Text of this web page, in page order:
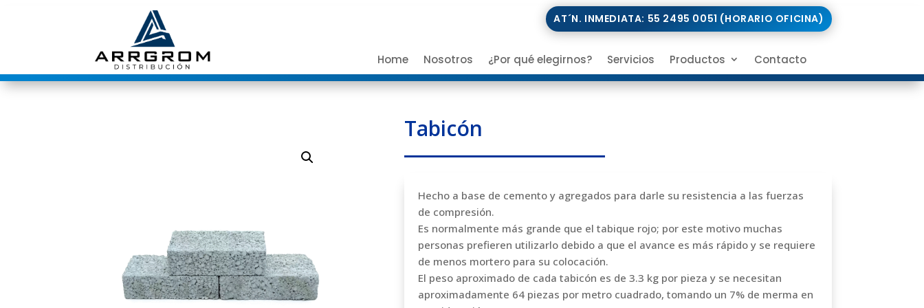
AT´N. INMEDIATA: 55 2495 0051 (HORARIO OFICINA)
Home Nosotros ¿Por qué elegirnos? Servicios Productos Contacto
Tabicón
Hecho a base de cemento y agregados para darle su resistencia a las fuerzas
de compresión.
Es normalmente más grande que el tabique rojo; por este motivo muchas
personas prefieren utilizarlo debido a que el avance es más rápido y se requiere
de menos mortero para su colocación.
El peso aproximado de cada tabicón es de 3.3 kg por pieza y se necesitan
aproximadamente 64 piezas por metro cuadrado, tomando un 7% de merma en